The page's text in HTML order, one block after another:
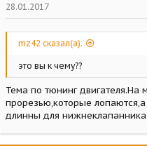
28.01.2017
mz42 сказал(а):
это вы к чему??
Тема по тюнинг
прорезью,которые
длинны для